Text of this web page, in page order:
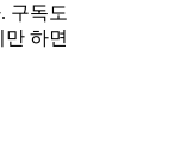
구독도
하면